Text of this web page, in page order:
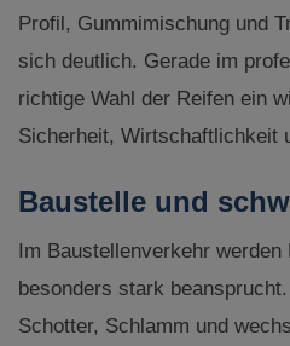
Profil, Gummimischung und
sich deutlich. Gerade im
richtige Wahl der Reifen ein
Sicherheit, Wirtschaftlichkeit
Baustelle und
Im Baustellenverkehr
besonders stark
Schotter, Schlamm und